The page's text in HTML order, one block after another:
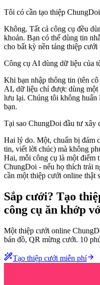
Tôi có cần tạo thiệp
Không. Tất cả công cụ đều
khoản. Bạn có thể dùng tin
cho bất kỳ nền tảng thiệp
Công cụ AI dùng dữ liệu của
Khi bạn nhập thông tin (tên
AI, dữ liệu chỉ được dùng
lưu lại. Chúng tôi không huấn
bạn.
Tại sao ChungDoi đầu tư xây
Hai lý do. Một, chuẩn bị đám
tin, viết lời chúc) mà không
Hai, mỗi công cụ là một điểm
ChungDoi - nếu họ thích trải
cần một thiệp cưới online thật
Sắp cưới? Tạo
công cụ ăn khớp
Một thiệp cưới online
bản đồ, QR mừng cưới. 10
Tạo thiệp cưới miễn phí